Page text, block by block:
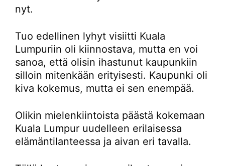
nyt.
Tuo edellinen lyhyt visiitti Kuala
Lumpuriin oli kiinnostava, mutta en voi
sanoa, että olisin ihastunut kaupunkiin
silloin mitenkään erityisesti. Kaupunki oli
kiva kokemus, mutta ei sen enempää.
Olikin mielenkiintoista päästä kokemaan
Kuala Lumpur uudelleen erilaisessa
elämäntilanteessa ja aivan eri tavalla.